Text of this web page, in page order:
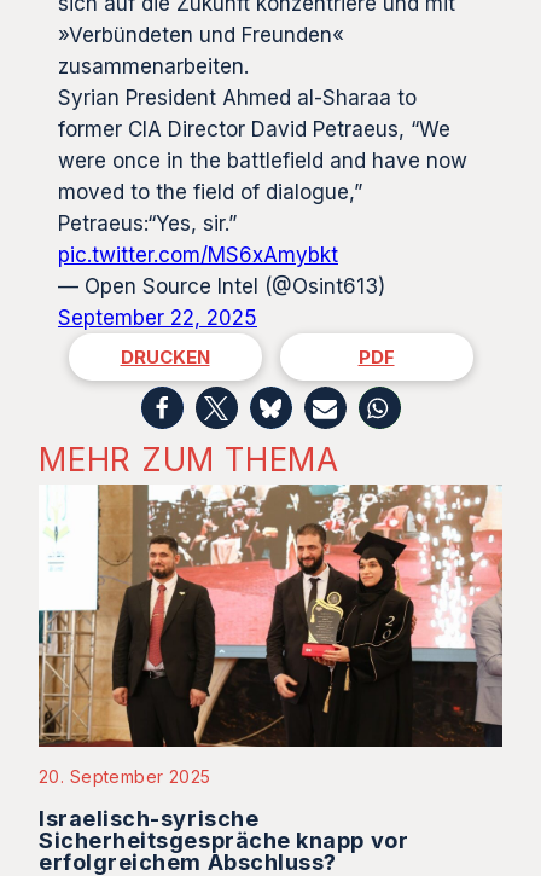
»Verbündeten und Freunden«
zusammenarbeiten.
Syrian President Ahmed al-Sharaa to
former CIA Director David Petraeus, “We
were once in the battlefield and have now
moved to the field of dialogue,”
Petraeus:“Yes, sir.”
pic.twitter.com/MS6xAmybkt
— Open Source Intel (@Osint613)
September 22, 2025
DRUCKEN PDF
MEHR ZUM THEMA
20. September 2025
Israelisch-syrische
Sicherheitsgespräche knapp vor
erfolgreichem Abschluss?